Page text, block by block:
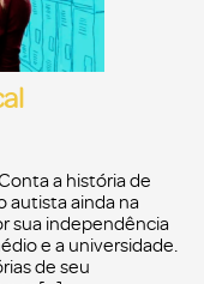
a história de
autista ainda na
sua independência
e a universidade.
de seu